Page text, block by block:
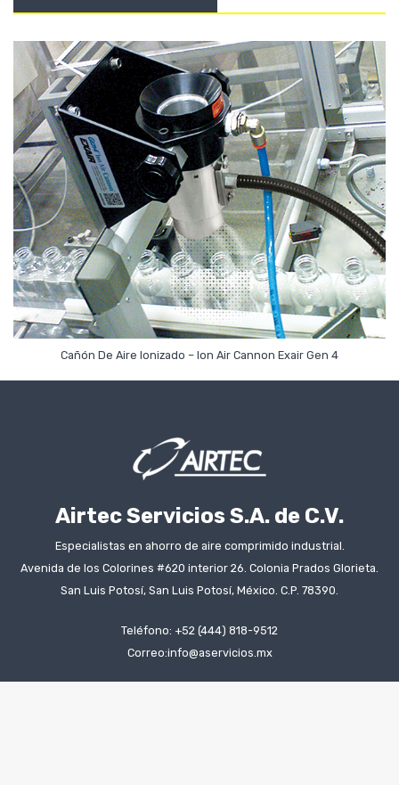
Cañón De Aire Ionizado – Ion Air Cannon Exair Gen 4
Airtec Servicios S.A. de C.V.
Especialistas en ahorro de aire comprimido industrial.
Avenida de los Colorines #620 interior 26. Colonia Prados Glorieta.
San Luis Potosí, San Luis Potosí, México. C.P. 78390.
Teléfono: +52 (444) 818-9512
Correo:info@aservicios.mx